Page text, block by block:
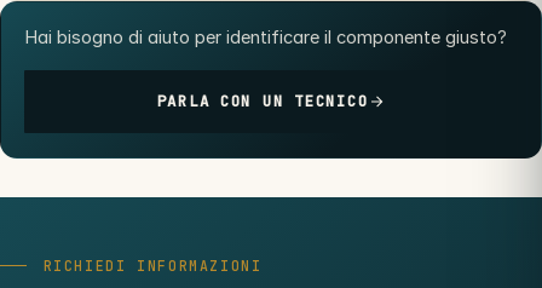
Hai bisogno di aiuto per identificare il componente giusto?
PARLA CON UN TECNICO
RICHIEDI INFORMAZIONI